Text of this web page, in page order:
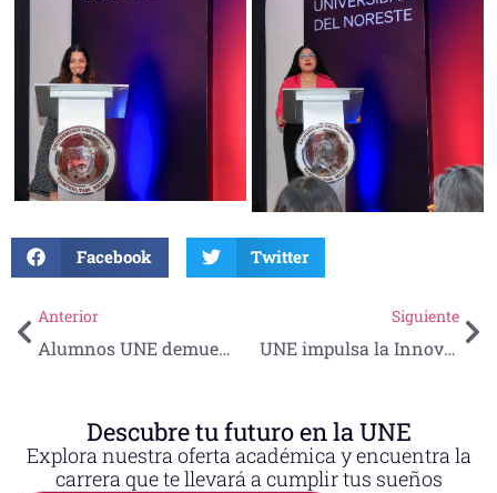
Facebook Twitter
Anterior
Alumnos UNE demuestran su creatividad en el Concurso de Esculturas de Arena “Aquatoons”
Siguiente
UNE impulsa la Innovación Tecnológica y Energética en Tamaulipas con el Segundo Certamen Estatal 2025
Descubre tu futuro en la UNE
Explora nuestra oferta académica y encuentra la
carrera que te llevará a cumplir tus sueños